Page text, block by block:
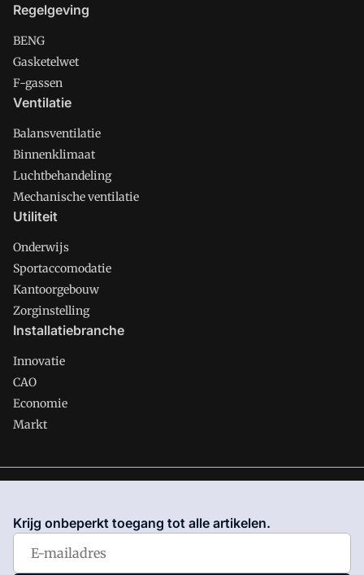
Regelgeving
BENG
Gasketelwet
F-gassen
Ventilatie
Balansventilatie
Binnenklimaat
Luchtbehandeling
Mechanische ventilatie
Utiliteit
Onderwijs
Sportaccomodatie
Kantoorgebouw
Zorginstelling
Installatiebranche
Innovatie
CAO
Economie
Markt
waar VMN media voor staat. Op gebruik van deze site zijn de
volgende regelingen van toepassing:Algemene Voorwaarden
Privacy en Cookie beleid
Krijg onbeperkt toegang tot alle artikelen.